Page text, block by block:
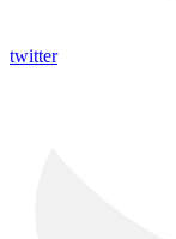
twitter